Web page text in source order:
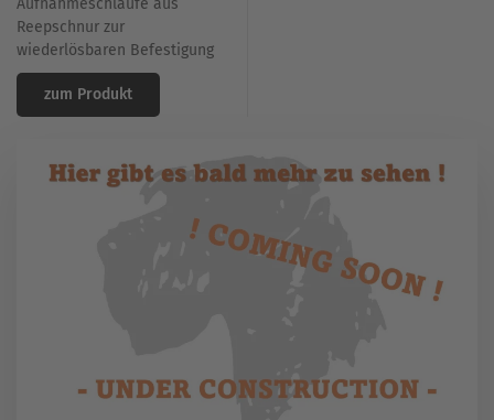
Aufnahmeschlaufe aus
Reepschnur zur
wiederlösbaren Befestigung
zum Produkt